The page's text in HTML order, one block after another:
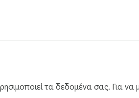
τα δεδομένα σας. Για